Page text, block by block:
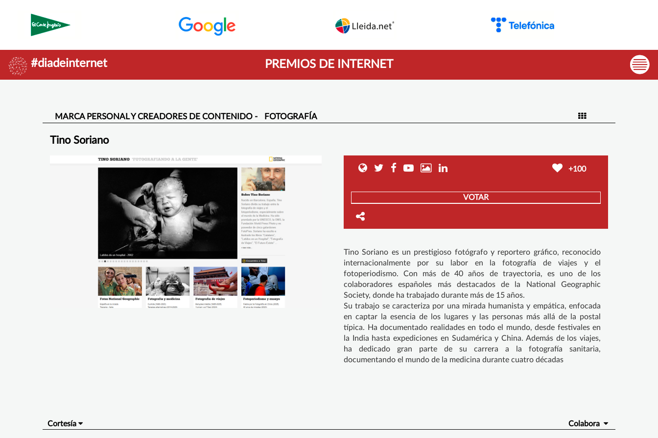
#diadeinternet PREMIOS DE INTERNET
MARCA PERSONAL Y CREADORES DE CONTENIDO - FOTOGRAFÍA
Tino Soriano
+100
VOTAR
Tino Soriano es un prestigioso fotógrafo y reportero gráfico, reconocido
internacionalmente por su labor en la fotografía de viajes y el
fotoperiodismo. Con más de 40 años de trayectoria, es uno de los
colaboradores españoles más destacados de la National Geographic
Society, donde ha trabajado durante más de 15 años.
Su trabajo se caracteriza por una mirada humanista y empática, enfocada
en captar la esencia de los lugares y las personas más allá de la postal
típica. Ha documentado realidades en todo el mundo, desde festivales en
la India hasta expediciones en Sudamérica y China. Además de los viajes,
ha dedicado gran parte de su carrera a la fotografía sanitaria,
documentando el mundo de la medicina durante cuatro décadas
Cortesía Colabora